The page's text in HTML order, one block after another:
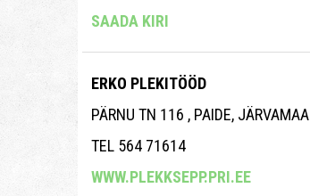
SAADA KIRI
ERKO PLEKITÖÖD
PÄRNU TN 116 , PAIDE, JÄRVAMAA
TEL 564 71614
WWW.PLEKKSEPP.PRI.EE